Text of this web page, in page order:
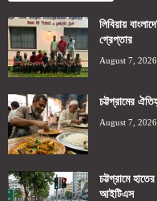
লিবিয়ায়
গ্রেপ্তার
August 7, 2026
চট্টগ্রামের
August 7, 2026
চট্টগ্রামে
আইটিএস